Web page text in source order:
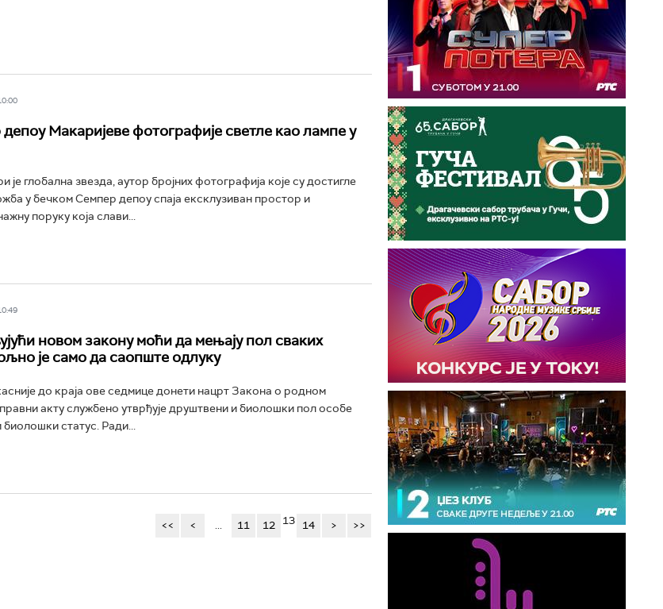
Макаријеве фотографије светле као лампе у
глобална звезда, аутор бројних фотографија које су достигле
у бечком Семпер депоу спаја ексклузиван простор и
поруку која слави...
новом закону моћи да мењају пол сваких
је само да саопште одлуку
до краја ове седмице донети нацрт Закона о родном
акту службено утврђује друштвени и биолошки пол особе
статус. Ради...
<< < ... 11 12 13 14 > >>